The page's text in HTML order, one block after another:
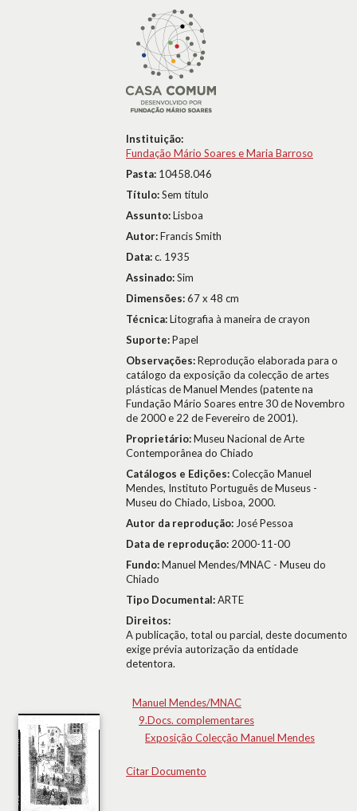
Instituição:
Fundação Mário Soares e Maria Barroso
Pasta: 10458.046
Título:Sem título
Assunto:Lisboa
Autor:Francis Smith
Data:c. 1935
Assinado:Sim
Dimensões:67 x 48 cm
Técnica:Litografia à maneira de crayon
Suporte:Papel
Observações:Reprodução elaborada para o
catálogo da exposição da colecção de artes
plásticas de Manuel Mendes (patente na
Fundação Mário Soares entre 30 de Novembro
de 2000 e 22 de Fevereiro de 2001).
Proprietário:Museu Nacional de Arte
Contemporânea do Chiado
Catálogos e Edições:Colecção Manuel
Mendes, Instituto Português de Museus -
Museu do Chiado, Lisboa, 2000.
Autor da reprodução: José Pessoa
Data de reprodução: 2000-11-00
Fundo:Manuel Mendes/MNAC - Museu do
Chiado
Tipo Documental:ARTE
Direitos:
A publicação, total ou parcial, deste documento
exige prévia autorização da entidade
detentora.
Manuel Mendes/MNAC
9.Docs. complementares
Exposição Colecção Manuel Mendes
Citar Documento